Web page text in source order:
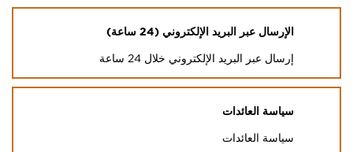
الإرسال عبر البريد الإلكتروني (24 ساعة)
إرسال عبر البريد الإلكتروني خلال 24 ساعة
سياسة العائدات
سياسة العائدات